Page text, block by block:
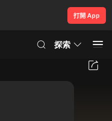
打開 App
探索